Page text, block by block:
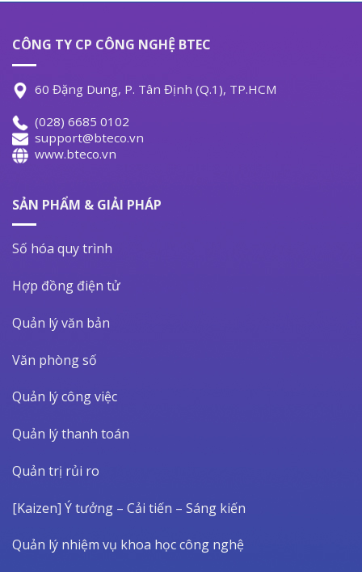
CÔNG TY CP CÔNG NGHỆ BTEC
60 Đặng Dung, P. Tân Định (Q.1), TP.HCM
(028) 6685 0102
support@bteco.vn
www.bteco.vn
SẢN PHẨM & GIẢI PHÁP
Số hóa quy trình
Hợp đồng điện tử
Quản lý văn bản
Văn phòng số
Quản lý công việc
Quản lý thanh toán
Quản trị rủi ro
[Kaizen] Ý tưởng – Cải tiến – Sáng kiến
Quản lý nhiệm vụ khoa học công nghệ